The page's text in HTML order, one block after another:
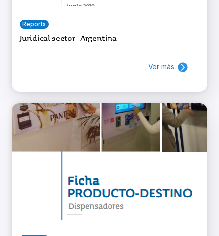
Reports
Juridical sector - Argentina
Ver más